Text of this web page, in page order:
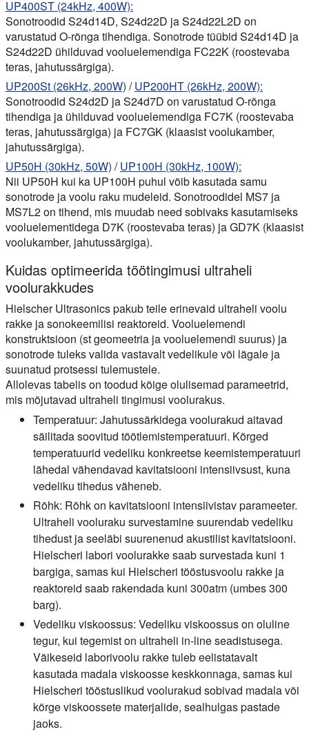
UP400ST (24kHz, 400W):
Sonotroodid S24d14D, S24d22D ja S24d22L2D on
varustatud O-rõnga tihendiga. Sonotrode tüübid S24d14D ja
S24d22D ühilduvad vooluelemendiga FC22K (roostevaba
teras, jahutussärgiga).
UP200St (26kHz, 200W) /UP200HT (26kHz, 200W):
Sonotroodid S24d2D ja S24d7D on varustatud O-rõnga
tihendiga ja ühilduvad vooluelemendiga FC7K (roostevaba
teras, jahutussärgiga) ja FC7GK (klaasist voolukamber,
jahutussärgiga).
UP50H (30kHz, 50W) /UP100H (30kHz, 100W):
Nii UP50H kui ka UP100H puhul võib kasutada samu
sonotrode ja voolu raku mudeleid. Sonotroodidel MS7 ja
MS7L2 on tihend, mis muudab need sobivaks kasutamiseks
vooluelementidega D7K (roostevaba teras) ja GD7K (klaasist
voolukamber, jahutussärgiga).
Kuidas optimeerida töötingimusi ultraheli
voolurakkudes
Hielscher Ultrasonics pakub teile erinevaid ultraheli voolu
rakke ja sonokeemilisi reaktoreid. Vooluelemendi
konstruktsioon (st geomeetria ja vooluelemendi suurus) ja
sonotrode tuleks valida vastavalt vedelikule või lägale ja
suunatud protsessi tulemustele.
Allolevas tabelis on toodud kõige olulisemad parameetrid,
mis mõjutavad ultraheli tingimusi voolurakus.
Temperatuur: Jahutussärkidega voolurakud aitavad
säilitada soovitud töötlemistemperatuuri. Kõrged
temperatuurid vedeliku konkreetse keemistemperatuuri
lähedal vähendavad kavitatsiooni intensiivsust, kuna
vedeliku tihedus väheneb.
Rõhk: Rõhk on kavitatsiooni intensiivistav parameeter.
Ultraheli vooluraku survestamine suurendab vedeliku
tihedust ja seeläbi suurenenud akustilist kavitatsiooni.
Hielscheri labori voolurakke saab survestada kuni 1
bargiga, samas kui Hielscheri tööstusvoolu rakke ja
reaktoreid saab rakendada kuni 300atm (umbes 300
barg).
Vedeliku viskoossus: Vedeliku viskoossus on oluline
tegur, kui tegemist on ultraheli in-line seadistusega.
Väikeseid laborivoolu rakke tuleb eelistatavalt
kasutada madala viskoosse keskkonnaga, samas kui
Hielscheri tööstuslikud voolurakud sobivad madala või
kõrge viskoossete materjalide, sealhulgas pastade
jaoks.